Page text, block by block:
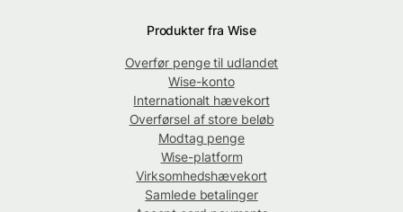
Produkter fra Wise
Overfør penge til udlandet
Wise-konto
Internationalt hævekort
Overførsel af store beløb
Modtag penge
Wise-platform
Virksomhedshævekort
Samlede betalinger